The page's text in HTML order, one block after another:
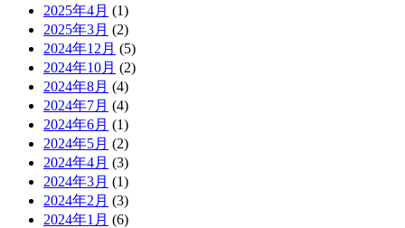
2025年4月 (1)
2025年3月 (2)
2024年12月 (5)
2024年10月 (2)
2024年8月 (4)
2024年7月 (4)
2024年6月 (1)
2024年5月 (2)
2024年4月 (3)
2024年3月 (1)
2024年2月 (3)
2024年1月 (6)